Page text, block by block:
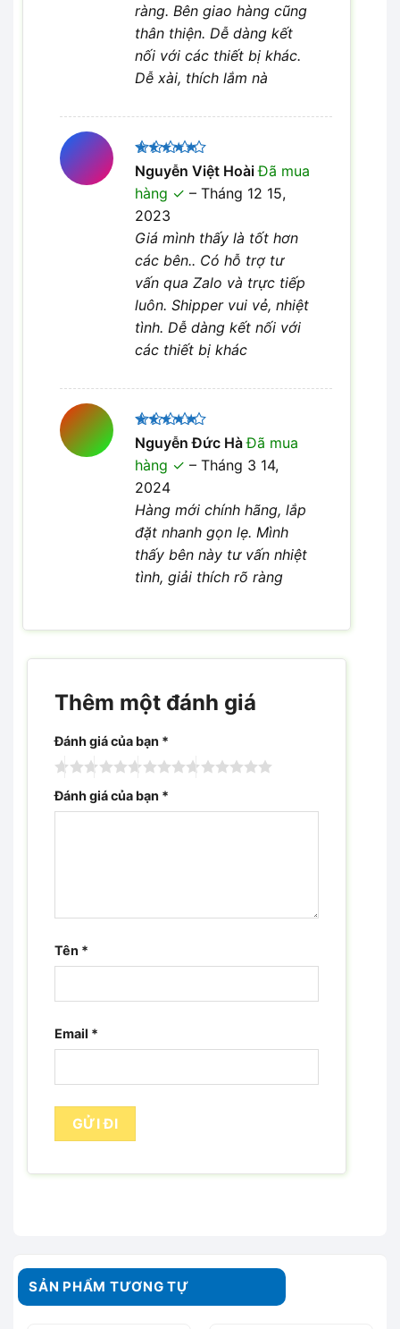
ràng. Bên giao hàng cũng
thân thiện. Dễ dàng kết
nối với các thiết bị khác.
Dễ xài, thích lắm nà
Được xếp
hạng 5
sao
Nguyễn Việt HoàiĐã mua
hàng
– Tháng 12 15,
2023
Giá mình thấy là tốt hơn
các bên.. Có hỗ trợ tư
vấn qua Zalo và trực tiếp
luôn. Shipper vui vẻ, nhiệt
tình. Dễ dàng kết nối với
các thiết bị khác
Được xếp
hạng 5
sao
Nguyễn Đức HàĐã mua
hàng
– Tháng 3 14,
2024
Hàng mới chính hãng, lắp
đặt nhanh gọn lẹ. Mình
thấy bên này tư vấn nhiệt
tình, giải thích rõ ràng
Thêm một đánh giá
Đánh giá của bạn *
Đánh giá của bạn *
Tên *
Email *
SẢN PHẨM TƯƠNG TỰ